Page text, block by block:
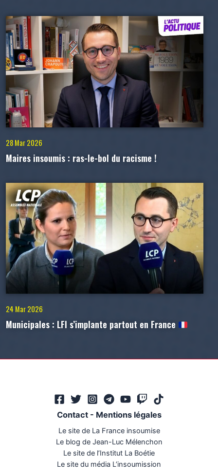
28 Mar 2026
Maires insoumis : ras-le-bol du racisme !
24 Mar 2026
Municipales : LFI s’implante partout en France
Contact- Mentions légales
Le site de La France insoumise
Le blog de Jean-Luc Mélenchon
Le site de l’Institut La Boétie
Le site du média L’insoumission